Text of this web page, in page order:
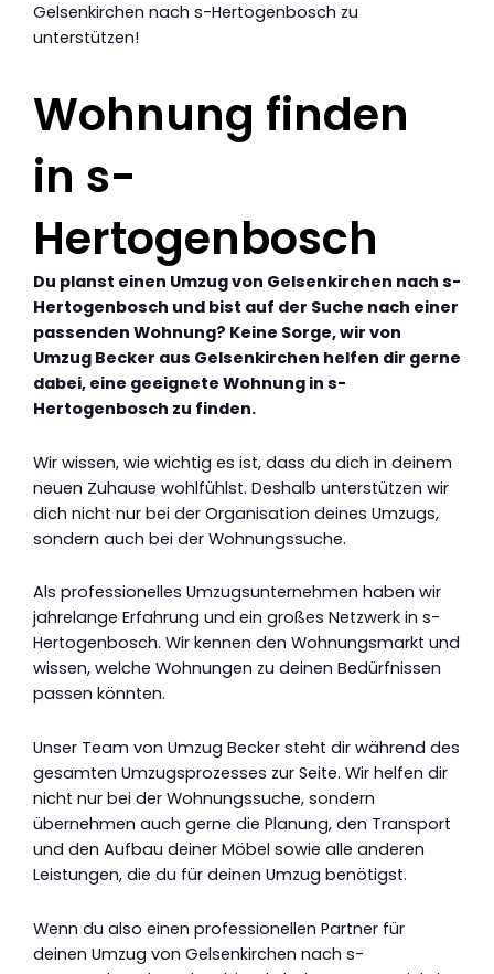
Gelsenkirchen nach s-Hertogenbosch zu
unterstützen!
Wohnung finden
in s-
Hertogenbosch
Du planst einen Umzug von Gelsenkirchen nach s-
Hertogenbosch und bist auf der Suche nach einer
passenden Wohnung? Keine Sorge, wir von
Umzug Becker aus Gelsenkirchen helfen dir gerne
dabei, eine geeignete Wohnung in s-
Hertogenbosch zu finden.
Wir wissen, wie wichtig es ist, dass du dich in deinem
neuen Zuhause wohlfühlst. Deshalb unterstützen wir
dich nicht nur bei der Organisation deines Umzugs,
sondern auch bei der Wohnungssuche.
Als professionelles Umzugsunternehmen haben wir
jahrelange Erfahrung und ein großes Netzwerk in s-
Hertogenbosch. Wir kennen den Wohnungsmarkt und
wissen, welche Wohnungen zu deinen Bedürfnissen
passen könnten.
Unser Team von Umzug Becker steht dir während des
gesamten Umzugsprozesses zur Seite. Wir helfen dir
nicht nur bei der Wohnungssuche, sondern
übernehmen auch gerne die Planung, den Transport
und den Aufbau deiner Möbel sowie alle anderen
Leistungen, die du für deinen Umzug benötigst.
Wenn du also einen professionellen Partner für
deinen Umzug von Gelsenkirchen nach s-